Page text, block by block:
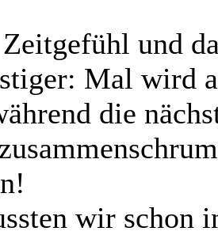
Zeitgefühl und
Mal wird
die
wir schon